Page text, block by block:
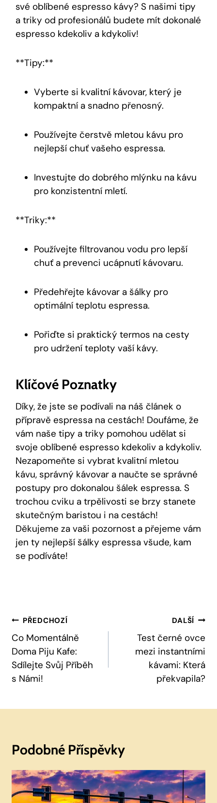
své oblíbené espresso kávy? S našimi tipy
a triky od profesionálů budete mít dokonalé
espresso kdekoliv a kdykoliv!
**Tipy:**
Vyberte si kvalitní kávovar, který je
kompaktní a snadno přenosný.
Používejte čerstvě mletou kávu pro
nejlepší chuť vašeho espressa.
Investujte do dobrého mlýnku na kávu
pro konzistentní mletí.
**Triky:**
Používejte filtrovanou vodu pro lepší
chuť a prevenci ucápnutí kávovaru.
Předehřejte kávovar a šálky pro
optimální teplotu espressa.
Pořiďte si praktický termos na cesty
pro udržení teploty vaší kávy.
Klíčové Poznatky
Díky, že jste se podívali na náš článek o
přípravě espressa na cestách! Doufáme, že
vám naše tipy a triky pomohou udělat si
svoje oblíbené espresso kdekoliv a kdykoliv.
Nezapomeňte si vybrat kvalitní mletou
kávu, správný kávovar a naučte se správné
postupy pro dokonalou šálek espressa. S
trochou cviku a trpělivosti se brzy stanete
skutečným baristou i na cestách!
Děkujeme za vaši pozornost a přejeme vám
jen ty nejlepší šálky espressa všude, kam
se podíváte!
Navigace
Pro
Příspěvek
PŘEDCHOZÍ
Co Momentálně
Doma Piju Kafe:
Sdílejte Svůj Příběh
s Námi!
DALŠÍ
Test černé ovce
mezi instantními
kávami: Která
překvapila?
Podobné Příspěvky